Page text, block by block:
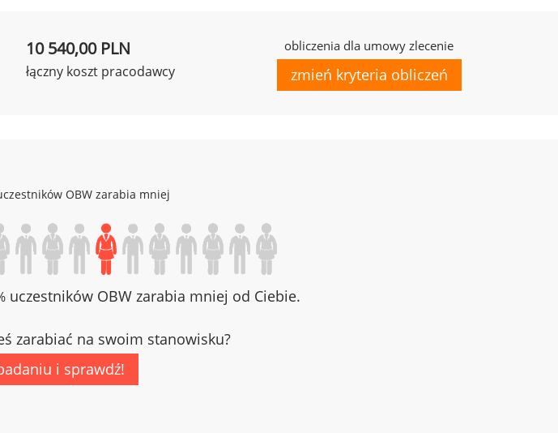
10 540,00 PLN
łączny koszt pracodawcy
obliczenia dla umowy zlecenie
zmień kryteria obliczeń
OBW zarabia mniej
uczestników OBW zarabia mniej od Ciebie.
zarabiać na swoim stanowisku?
i sprawdź!